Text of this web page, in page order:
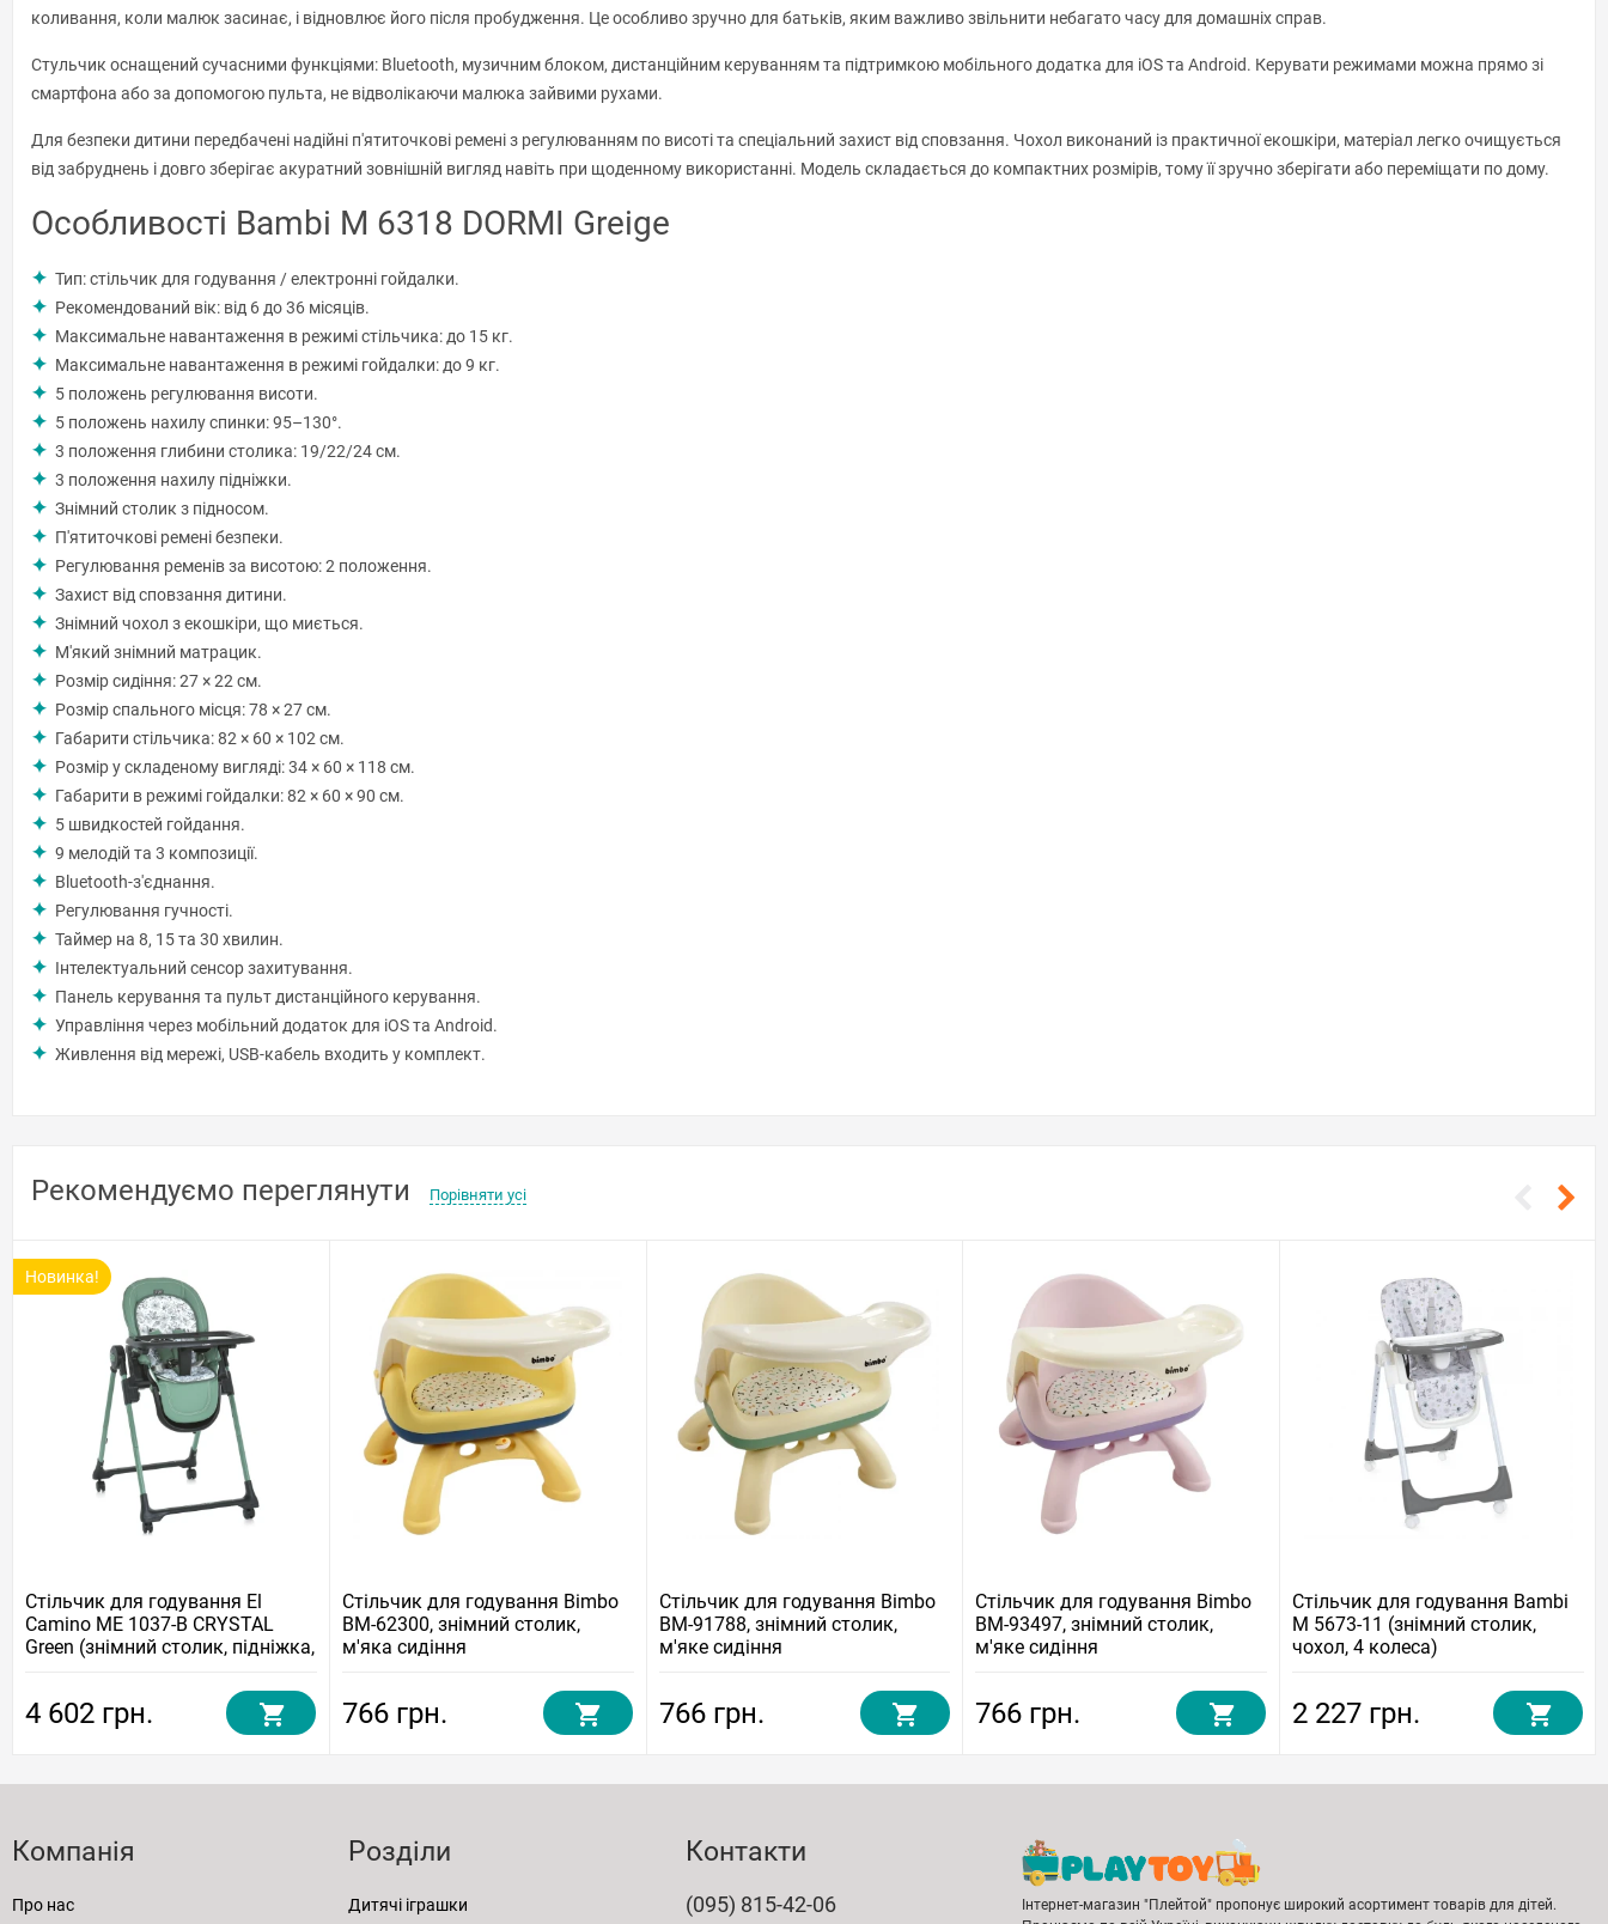
коливання, коли малюк засинає, і відновлює його після пробудження. Це особливо зручно для батьків, яким важливо звільнити небагато часу для домашніх справ.
Стульчик оснащений сучасними функціями: Bluetooth, музичним блоком, дистанційним керуванням та підтримкою мобільного додатка для iOS та Android. Керувати режимами можна прямо зі
смартфона або за допомогою пульта, не відволікаючи малюка зайвими рухами.
Для безпеки дитини передбачені надійні п'ятиточкові ремені з регулюванням по висоті та спеціальний захист від сповзання. Чохол виконаний із практичної екошкіри, матеріал легко очищується
від забруднень і довго зберігає акуратний зовнішній вигляд навіть при щоденному використанні. Модель складається до компактних розмірів, тому її зручно зберігати або переміщати по дому.
Особливості Bambi M 6318 DORMI Greige
Тип: стільчик для годування / електронні гойдалки.
Рекомендований вік: від 6 до 36 місяців.
Максимальне навантаження в режимі стільчика: до 15 кг.
Максимальне навантаження в режимі гойдалки: до 9 кг.
5 положень регулювання висоти.
5 положень нахилу спинки: 95–130°.
3 положення глибини столика: 19/22/24 см.
3 положення нахилу підніжки.
Знімний столик з підносом.
П'ятиточкові ремені безпеки.
Регулювання ременів за висотою: 2 положення.
Захист від сповзання дитини.
Знімний чохол з екошкіри, що миється.
М'який знімний матрацик.
Розмір сидіння: 27 × 22 см.
Розмір спального місця: 78 × 27 см.
Габарити стільчика: 82 × 60 × 102 см.
Розмір у складеному вигляді: 34 × 60 × 118 см.
Габарити в режимі гойдалки: 82 × 60 × 90 см.
5 швидкостей гойдання.
9 мелодій та 3 композиції.
Bluetooth-з'єднання.
Регулювання гучності.
Таймер на 8, 15 та 30 хвилин.
Інтелектуальний сенсор захитування.
Панель керування та пульт дистанційного керування.
Управління через мобільний додаток для iOS та Android.
Живлення від мережі, USB-кабель входить у комплект.
Рекомендуємо переглянути Порівняти усі
Новинка!
Стільчик для годування El
Camino ME 1037-B CRYSTAL
Green (знімний столик, підніжка,
4 602 грн.
Стільчик для годування Bimbo
BM-62300, знімний столик,
м'яка сидіння
766 грн.
Стільчик для годування Bimbo
BM-91788, знімний столик,
м'яке сидіння
766 грн.
Стільчик для годування Bimbo
BM-93497, знімний столик,
м'яке сидіння
766 грн.
Стільчик для годування Bambi
M 5673-11 (знімний столик,
чохол, 4 колеса)
2 227 грн.
Компанія
Про нас
Розділи
Дитячі іграшки
Контакти
(095) 815-42-06
Інтернет-магазин "Плейтой" пропонує широкий асортимент товарів для дітей.